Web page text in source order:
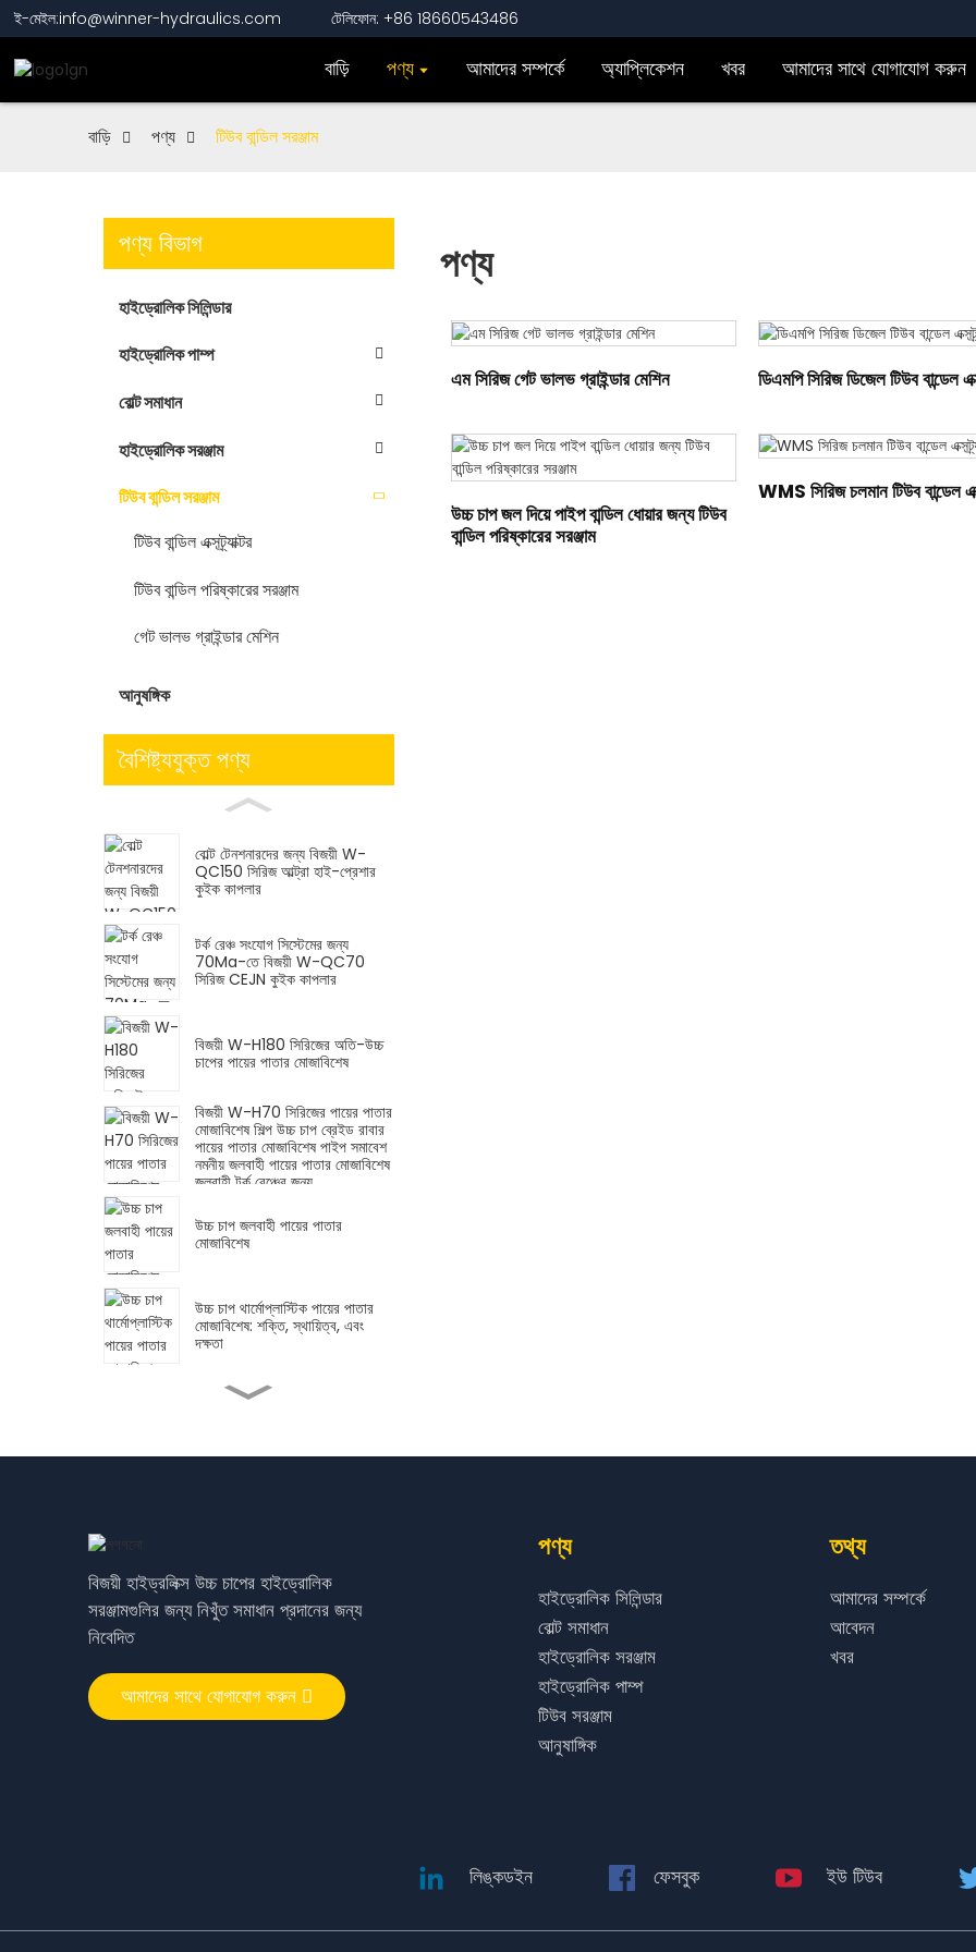
ই-মেইল:info@winner-hydraulics.com টেলিফোন: +86 18660543486
বাড়ি পণ্য আমাদের সম্পর্কে অ্যাপ্লিকেশন খবর আমাদের সাথে যোগাযোগ করুন
বাড়ি পণ্য টিউব বান্ডিল সরঞ্জাম
পণ্য বিভাগ
হাইড্রোলিক সিলিন্ডার
হাইড্রোলিক পাম্প
বোল্ট সমাধান
হাইড্রোলিক সরঞ্জাম
টিউব বান্ডিল সরঞ্জাম
টিউব বান্ডিল এক্সট্র্যাক্টর
টিউব বান্ডিল পরিষ্কারের সরঞ্জাম
গেট ভালভ গ্রাইন্ডার মেশিন
আনুষঙ্গিক
বৈশিষ্ট্যযুক্ত পণ্য
বোল্ট টেনশনারদের জন্য বিজয়ী W-
QC150 সিরিজ আল্ট্রা হাই-প্রেশার
কুইক কাপলার
টর্ক রেঞ্চ সংযোগ সিস্টেমের জন্য
70Ma-তে বিজয়ী W-QC70
সিরিজ CEJN কুইক কাপলার
বিজয়ী W-H180 সিরিজের অতি-উচ্চ
চাপের পায়ের পাতার মোজাবিশেষ
বিজয়ী W-H70 সিরিজের পায়ের পাতার
মোজাবিশেষ শিল্প উচ্চ চাপ ব্রেইড রাবার
পায়ের পাতার মোজাবিশেষ পাইপ সমাবেশ
নমনীয় জলবাহী পায়ের পাতার মোজাবিশেষ
জলবাহী টর্ক রেঞ্চের জন্য
উচ্চ চাপ জলবাহী পায়ের পাতার
মোজাবিশেষ
উচ্চ চাপ থার্মোপ্লাস্টিক পায়ের পাতার
মোজাবিশেষ: শক্তি, স্থায়িত্ব, এবং
দক্ষতা
হাইড্রোলিক শাট-অফ ভালভ উচ্চ চাপ
হাইড্রোলিক স্পেয়ার পার্ট থ্রটল ভালভ
উচ্চ চাপ দ্রুত কাপলার হাইড্রোলিক
পাম্প আনুষঙ্গিক
পণ্য
এম সিরিজ গেট ভালভ গ্রাইন্ডার মেশিন ডিএমপি সিরিজ ডিজেল টিউব বান্ডেল
উচ্চ চাপ জল দিয়ে পাইপ বান্ডিল ধোয়ার জন্য টিউব
বান্ডিল পরিষ্কারের সরঞ্জাম
WMS সিরিজ চলমান টিউব বান্ডেল
বিজয়ী হাইড্রলিক্স উচ্চ চাপের হাইড্রোলিক
সরঞ্জামগুলির জন্য নিখুঁত সমাধান প্রদানের জন্য
নিবেদিত
আমাদের সাথে যোগাযোগ করুন
পণ্য
হাইড্রোলিক সিলিন্ডার
বোল্ট সমাধান
হাইড্রোলিক সরঞ্জাম
হাইড্রোলিক পাম্প
টিউব সরঞ্জাম
আনুষাঙ্গিক
তথ্য
আমাদের সম্পর্কে
আবেদন
খবর
লিঙ্কডইন ফেসবুক ইউ টিউব